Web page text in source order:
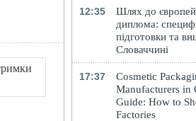
12:35
Шлях до
диплома:
підготовки та
Словаччині
17:37
Cosmetic
Manufacturers in
Guide: How to
Factories